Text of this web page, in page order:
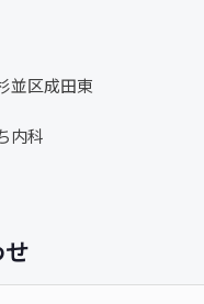
並区成田東
内科